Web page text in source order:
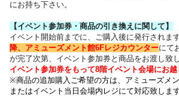
にお持ち下さい。
【イベント参加券・商品の引き換えに関して】
イベント開始前までに、ご購入後に発行されま
降、アミューズメント館6Fレジカウンターにて
が完了次第、イベント参加券と商品をお渡し致し
イベント参加券をもって8階イベント会場にお越
※商品の追加購入ご希望の方は、 アミューズメ
またはイベント当日会場内レジにて対応致します